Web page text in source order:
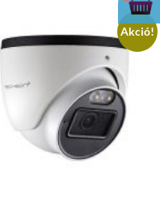
Akció!